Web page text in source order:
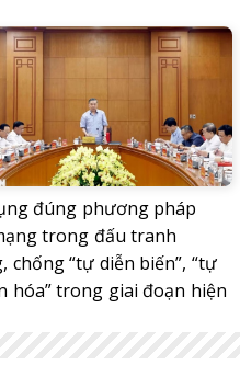
đúng phương pháp
trong đấu tranh
chống “tự diễn biến”, “tự
hóa” trong giai đoạn hiện